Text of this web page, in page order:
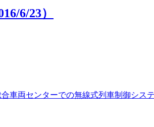
6/23）
車両センターでの無線式列車制御シス